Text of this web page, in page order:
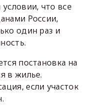
что все
России,
один раз и
постановка на
в жилье.
если участок